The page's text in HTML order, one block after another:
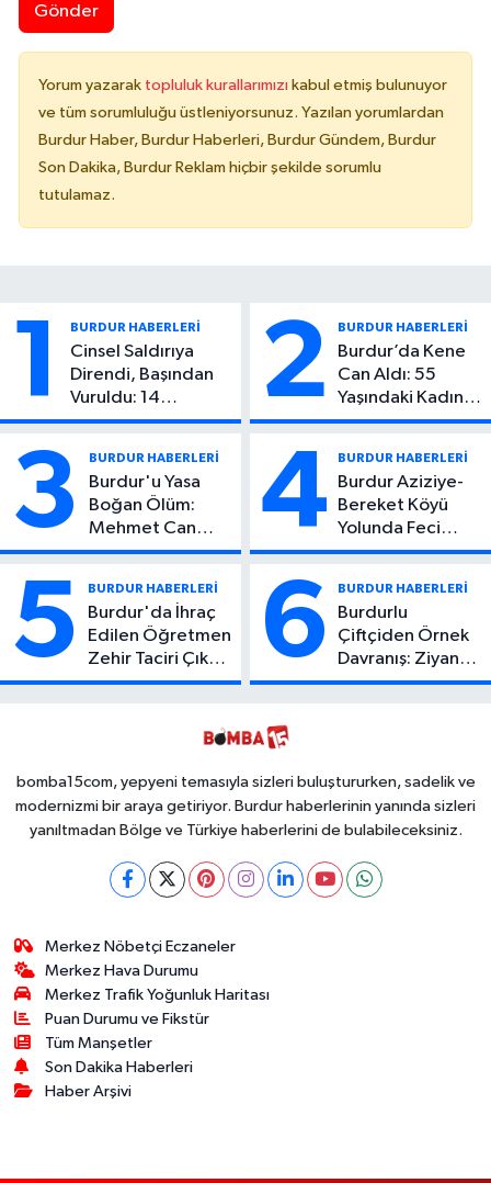
Gönder
Yorum yazarak topluluk kurallarımızı kabul etmiş bulunuyor
ve tüm sorumluluğu üstleniyorsunuz. Yazılan yorumlardan
Burdur Haber, Burdur Haberleri, Burdur Gündem, Burdur
Son Dakika, Burdur Reklam hiçbir şekilde sorumlu
tutulamaz.
1 BURDUR HABERLERİ
Cinsel Saldırıya
Direndi, Başından
Vuruldu: 14
Yaşındaki Çocuktan
2 BURDUR HABERLERİ
Burdur’da Kene
Can Aldı: 55
Yaşındaki Kadın
Hayatını Kaybetti
3 BURDUR HABERLERİ
Burdur'u Yasa
Boğan Ölüm:
Mehmet Can
Atıcı Genç Yaşta
4 BURDUR HABERLERİ
Burdur Aziziye-
Bereket Köyü
Yolunda Feci
Kaza: 1 Ölü, 2
5 BURDUR HABERLERİ
Burdur'da İhraç
Edilen Öğretmen
Zehir Taciri Çıktı:
Binlerce
6 BURDUR HABERLERİ
Burdurlu
Çiftçiden Örnek
Davranış: Ziyan
Olmasın Diye
Toplayabilecek
bomba15com, yepyeni temasıyla sizleri buluştururken, sadelik ve
modernizmi bir araya getiriyor. Burdur haberlerinin yanında sizleri
yanıltmadan Bölge ve Türkiye haberlerini de bulabileceksiniz.
Merkez Nöbetçi Eczaneler
Merkez Hava Durumu
Merkez Trafik Yoğunluk Haritası
Puan Durumu ve Fikstür
Tüm Manşetler
Son Dakika Haberleri
Haber Arşivi